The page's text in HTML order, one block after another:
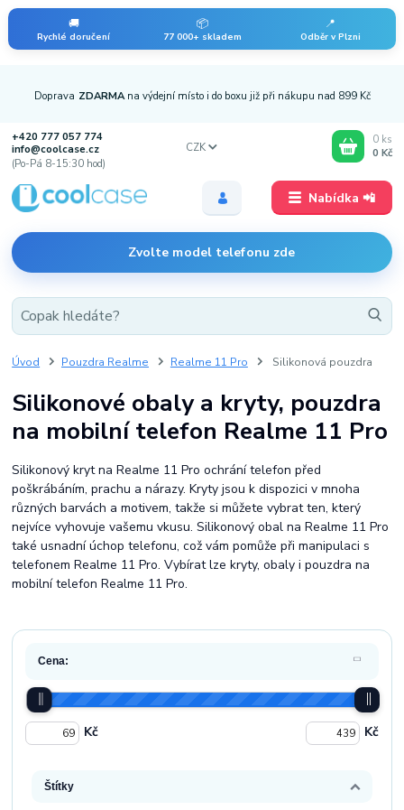
🚚
Rychlé doručení
📦
77 000+ skladem
📍
Odběr v Plzni
Nabídka 📲
Doprava ZDARMA na výdejní místo i do boxu již při nákupu nad 899 Kč
+420 777 057 774
info@coolcase.cz
(Po-Pá 8-15:30 hod)
Zvolte model telefonu zde
CZK
0 ks
0 Kč
Úvod Pouzdra Realme Realme 11 Pro Silikonová pouzdra
Silikonové obaly a kryty, pouzdra
na mobilní telefon Realme 11 Pro
Silikonový kryt na Realme 11 Pro ochrání telefon před
poškrábáním, prachu a nárazy. Kryty jsou k dispozici v mnoha
různých barvách a motivem, takže si můžete vybrat ten, který
nejvíce vyhovuje vašemu vkusu. Silikonový obal na Realme 11 Pro
také usnadní úchop telefonu, což vám pomůže při manipulaci s
telefonem Realme 11 Pro. Vybírat lze kryty, obaly i pouzdra na
mobilní telefon Realme 11 Pro.
Cena:
Kč Kč
Štítky